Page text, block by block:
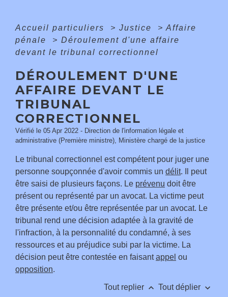
Accueil particuliers > Justice > Affaire
pénale
> Déroulement d'une affaire
devant le tribunal correctionnel
DÉROULEMENT D'UNE
AFFAIRE DEVANT LE
TRIBUNAL
CORRECTIONNEL
Vérifié le 05 Apr 2022 - Direction de l'information légale et
administrative (Première ministre), Ministère chargé de la justice
Le tribunal correctionnel est compétent pour juger une
personne soupçonnée d'avoir commis un délit. Il peut
être saisi de plusieurs façons. Le prévenu doit être
présent ou représenté par un avocat. La victime peut
être présente et/ou être représentée par un avocat. Le
tribunal rend une décision adaptée à la gravité de
l'infraction, à la personnalité du condamné, à ses
ressources et au préjudice subi par la victime. La
décision peut être contestée en faisantappel ou
opposition.
Tout replier keyboard_arrow_up Tout déplier keyboard_arrow_down